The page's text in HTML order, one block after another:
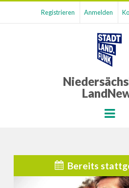
Registrieren Anmelden
Menu
Bereits